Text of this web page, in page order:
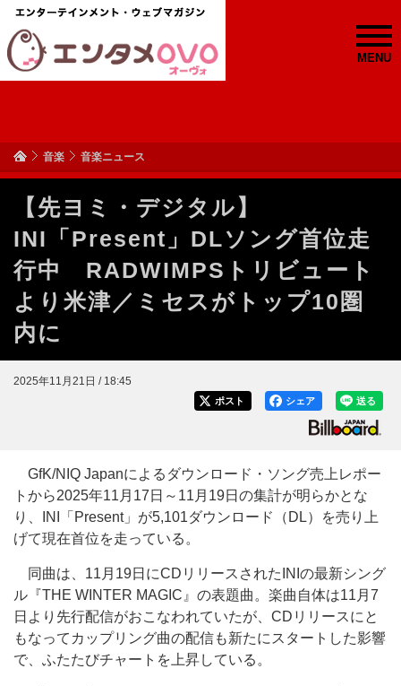
MENU
音楽 音楽ニュース
【先ヨミ・デジタル】
INI「Present」DLソング首位走
行中 RADWIMPSトリビュート
より米津／ミセスがトップ10圏
内に
2025年11月21日 / 18:45
送る
シェア
ポスト
GfK/NIQ Japanによるダウンロード・ソング売上レポー
トから2025年11月17日～11月19日の集計が明らかとな
り、INI「Present」が5,101ダウンロード（DL）を売り上
げて現在首位を走っている。
同曲は、11月19日にCDリリースされたINIの最新シング
ル『THE WINTER MAGIC』の表題曲。楽曲自体は11月7
日より先行配信がおこなわれていたが、CDリリースにと
もなってカップリング曲の配信も新たにスタートした影響
で、ふたたびチャートを上昇している。